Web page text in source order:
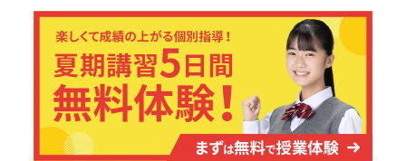
個別指導塾の森塾は、「先生1人に生徒2人まで」の個
別指導で、「1科目＋20点の成績保証」が大評判の塾
です。しかも、「保護者様にも安心の授業料」で、多
くの保護者様からご好評いただいております。